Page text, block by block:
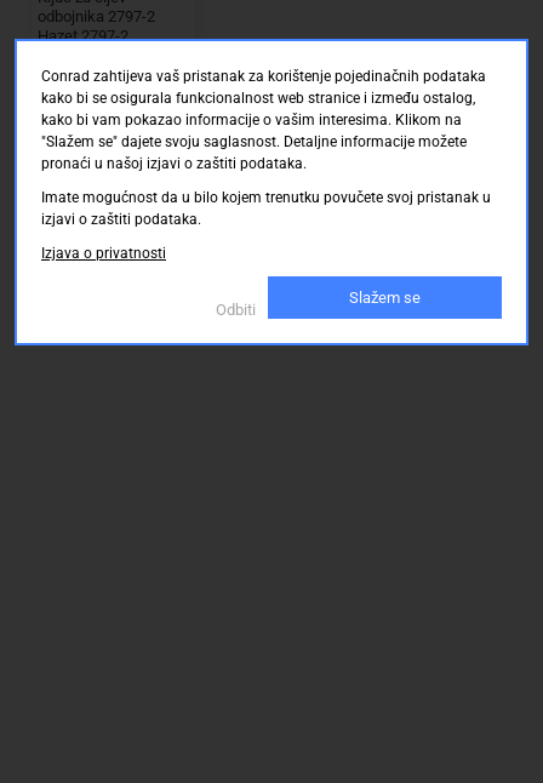
odbojnika 2797-2
Hazet 2797-2
Dostupno online
Dostava: 16.08.2026 d
o 22.08.2026
Conrad zahtijeva vaš pristanak za korištenje pojedinačnih podataka
kako bi se osigurala funkcionalnost web stranice i između ostalog,
kako bi vam pokazao informacije o vašim interesima. Klikom na
"Slažem se" dajete svoju saglasnost. Detaljne informacije možete
pronaći u našoj izjavi o zaštiti podataka.
Imate mogućnost da u bilo kojem trenutku povučete svoj pristanak u
izjavi o zaštiti podataka.
Izjava o privatnosti
Odbiti
Slažem se